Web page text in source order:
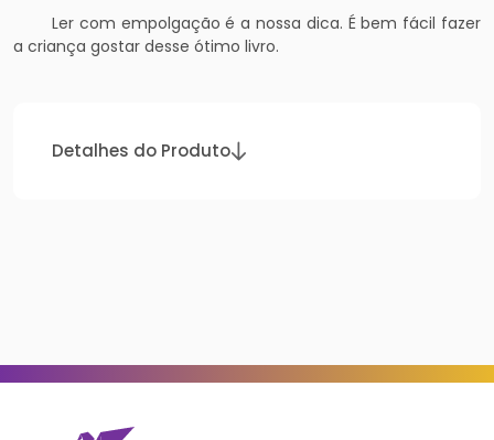
Ler com empolgação é a nossa dica. É bem fácil fazer
a criança gostar desse ótimo livro.
Detalhes do Produto